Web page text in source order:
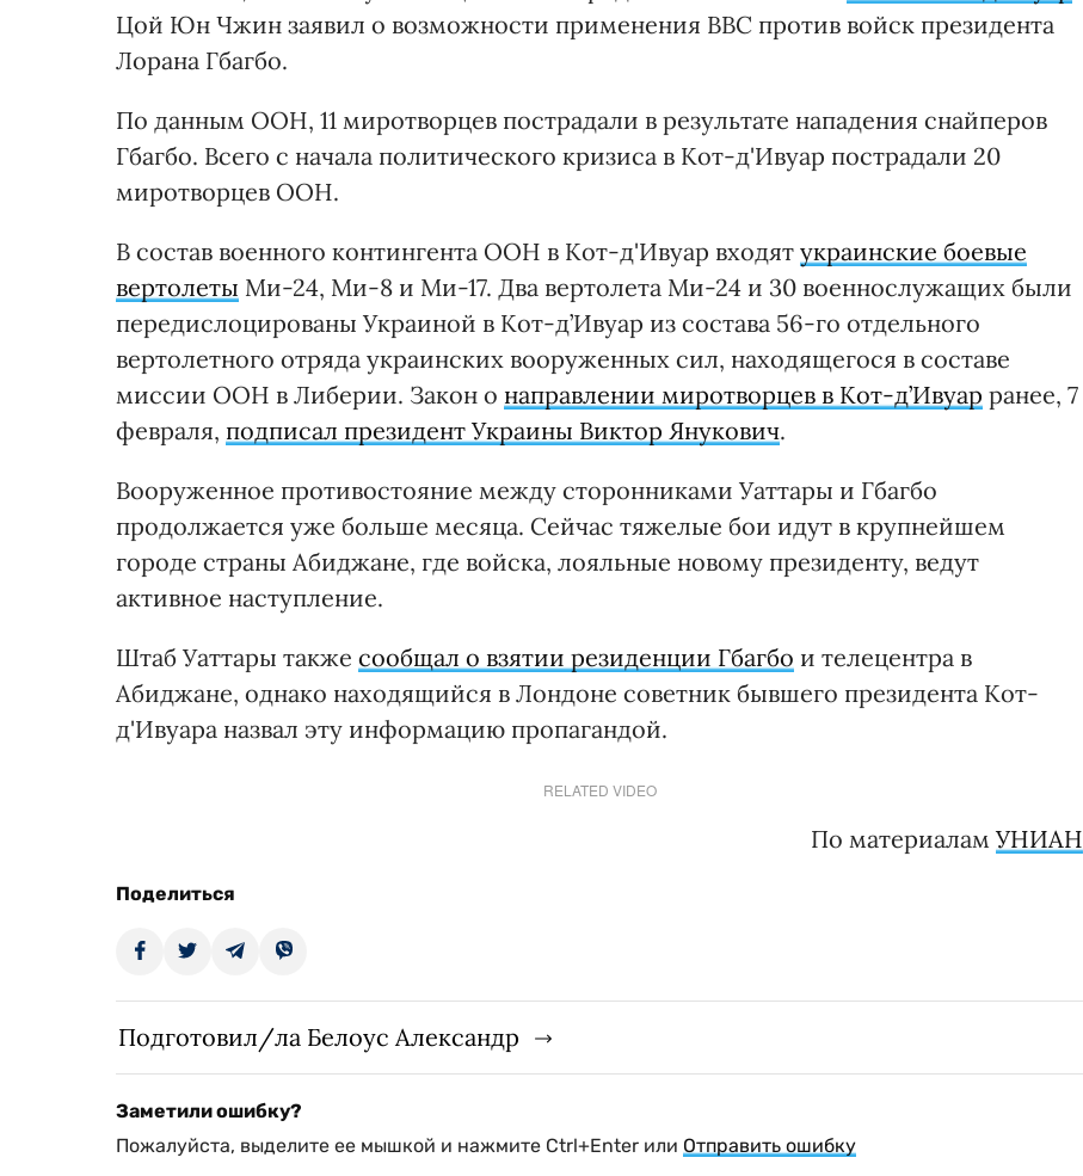
Цой Юн Чжин заявил о возможности применения ВВС против войск президента
Лорана Гбагбо.
По данным ООН, 11 миротворцев пострадали в результате нападения снайперов
Гбагбо. Всего с начала политического кризиса в Кот-д'Ивуар пострадали 20
миротворцев ООН.
В состав военного контингента ООН в Кот-д'Ивуар входят украинские боевые
вертолеты Ми-24, Ми-8 и Ми-17. Два вертолета Ми-24 и 30 военнослужащих были
передислоцированы Украиной в Кот-д’Ивуар из состава 56-го отдельного
вертолетного отряда украинских вооруженных сил, находящегося в составе
миссии ООН в Либерии. Закон о направлении миротворцев в Кот-д’Ивуар ранее, 7
февраля, подписал президент Украины Виктор Янукович.
Вооруженное противостояние между сторонниками Уаттары и Гбагбо
продолжается уже больше месяца. Сейчас тяжелые бои идут в крупнейшем
городе страны Абиджане, где войска, лояльные новому президенту, ведут
активное наступление.
Штаб Уаттары также сообщал о взятии резиденции Гбагбо и телецентра в
Абиджане, однако находящийся в Лондоне советник бывшего президента Кот-
д'Ивуара назвал эту информацию пропагандой.
RELATED VIDEO
По материаламУНИАН
Поделиться
Подготовил/ла Белоус Александр
Заметили ошибку?
Пожалуйста, выделите ее мышкой и нажмите Ctrl+Enter или Отправить ошибку